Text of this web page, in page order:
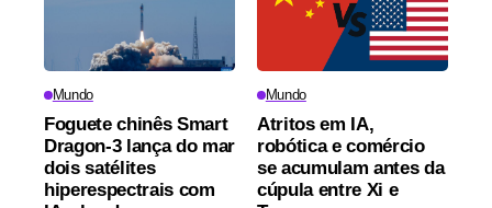
Mundo
Foguete chinês Smart
Dragon-3 lança do mar
dois satélites
hiperespectrais com
Mundo
Atritos em IA,
robótica e comércio
se acumulam antes da
cúpula entre Xi e